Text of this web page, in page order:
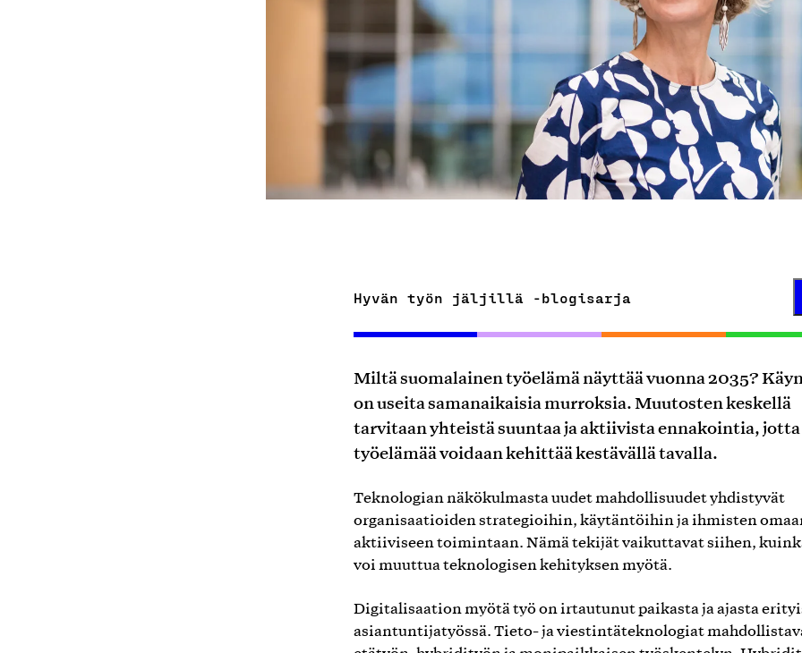
Hyvän työn jäljillä -blogisarja
Miltä suomalainen työelämä näyttää vuonna 2035?
on useita samanaikaisia murroksia. Muutosten keskellä
tarvitaan yhteistä suuntaa ja aktiivista ennakointia, jotta
työelämää voidaan kehittää kestävällä tavalla.
Teknologian näkökulmasta uudet mahdollisuudet yhdistyvät
organisaatioiden strategioihin, käytäntöihin ja ihmisten
aktiiviseen toimintaan. Nämä tekijät vaikuttavat siihen,
voi muuttua teknologisen kehityksen myötä.
Digitalisaation myötä työ on irtautunut paikasta ja ajasta
asiantuntijatyössä. Tieto- ja viestintäteknologiat